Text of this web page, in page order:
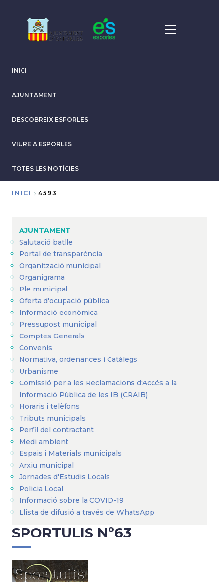
contingut
INICI
AJUNTAMENT
DESCOBREIX ESPORLES
VIURE A ESPORLES
TOTES LES NOTÍCIES
d'Ariadna
INICI 4593
AJUNTAMENT
Salutació batlle
Portal de transparència
Organització municipal
Organigrama
Ple municipal
Oferta d'ocupació pública
Informació econòmica
Pressupost municipal
Comptes Generals
Convenis
Normativa, ordenances i Catàlegs
Urbanisme
Comissió per a les Reclamacions d'Accés a la
Informació Pública de les IB (CRAIB)
Horaris i telèfons
Tributs municipals
Perfil del contractant
Medi ambient
Espais i Materials municipals
Arxiu municipal
Jornades d'Estudis Locals
Policia Local
Informació sobre la COVID-19
Llista de difusió a través de WhatsApp
SPORTULIS Nº63